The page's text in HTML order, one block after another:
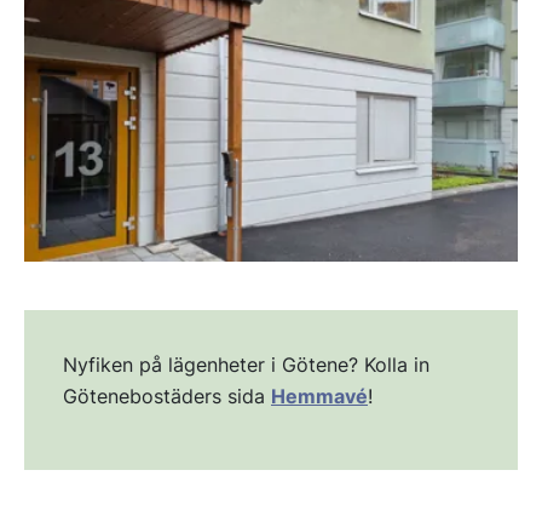
Nyfiken på lägenheter i Götene? Kolla in
Götenebostäders sida Hemmavé!